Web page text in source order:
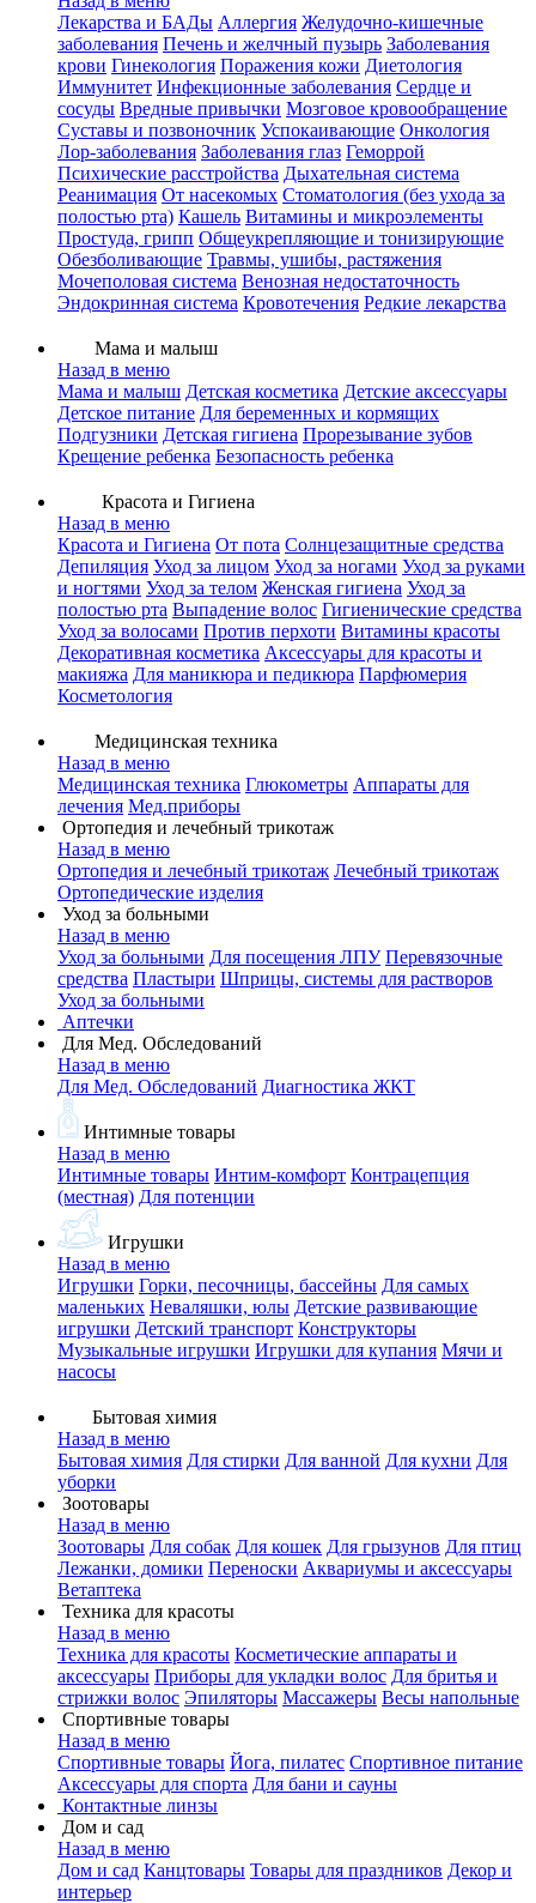
Лекарства и БАДы Аллергия Желудочно-кишечные
заболевания Печень и желчный пузырь Заболевания
крови Гинекология Поражения кожи Диетология
Иммунитет Инфекционные заболевания Сердце и
сосуды Вредные привычки Мозговое кровообращение
Суставы и позвоночник Успокаивающие Онкология
Лор-заболевания Заболевания глаз Геморрой
Психические расстройства Дыхательная система
Реанимация От насекомых Стоматология (без ухода за
полостью рта) Кашель Витамины и микроэлементы
Простуда, грипп Общеукрепляющие и тонизирующие
Обезболивающие Травмы, ушибы, растяжения
Мочеполовая система Венозная недостаточность
Эндокринная система Кровотечения Редкие лекарства
Мама и малыш
Назад в меню
Мама и малыш Детская косметика Детские аксессуары
Детское питание Для беременных и кормящих
Подгузники Детская гигиена Прорезывание зубов
Крещение ребенка Безопасность ребенка
Красота и Гигиена
Назад в меню
Красота и Гигиена От пота Солнцезащитные средства
Депиляция Уход за лицом Уход за ногами Уход за руками
и ногтями Уход за телом Женская гигиена Уход за
полостью рта Выпадение волос Гигиенические средства
Уход за волосами Против перхоти Витамины красоты
Декоративная косметика Аксессуары для красоты и
макияжа Для маникюра и педикюра Парфюмерия
Косметология
Медицинская техника
Назад в меню
Медицинская техника Глюкометры Аппараты для
лечения Мед.приборы
Ортопедия и лечебный трикотаж
Назад в меню
Ортопедия и лечебный трикотаж Лечебный трикотаж
Ортопедические изделия
Уход за больными
Назад в меню
Уход за больными Для посещения ЛПУ Перевязочные
средства Пластыри Шприцы, системы для растворов
Уход за больными
Аптечки
Для Мед. Обследований
Назад в меню
Для Мед. Обследований Диагностика ЖКТ
Интимные товары
Назад в меню
Интимные товары Интим-комфорт Контрацепция
(местная) Для потенции
Игрушки
Назад в меню
Игрушки Горки, песочницы, бассейны Для самых
маленьких Неваляшки, юлы Детские развивающие
игрушки Детский транспорт Конструкторы
Музыкальные игрушки Игрушки для купания Мячи и
насосы
Бытовая химия
Назад в меню
Бытовая химия Для стирки Для ванной Для кухни Для
уборки
Зоотовары
Назад в меню
Зоотовары Для собак Для кошек Для грызунов Для птиц
Лежанки, домики Переноски Аквариумы и аксессуары
Ветаптека
Техника для красоты
Назад в меню
Техника для красоты Косметические аппараты и
аксессуары Приборы для укладки волос Для бритья и
стрижки волос Эпиляторы Массажеры Весы напольные
Спортивные товары
Назад в меню
Спортивные товары Йога, пилатес Спортивное питание
Аксессуары для спорта Для бани и сауны
Контактные линзы
Дом и сад
Назад в меню
Дом и сад Канцтовары Товары для праздников Декор и
интерьер